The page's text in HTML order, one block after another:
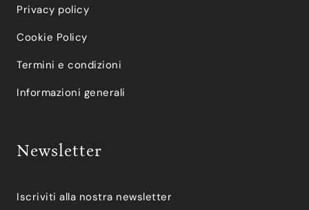
Privacy policy
Cookie Policy
Termini e condizioni
Informazioni generali
Newsletter
Iscriviti alla nostra newsletter